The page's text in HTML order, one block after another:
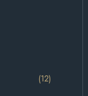
(12)